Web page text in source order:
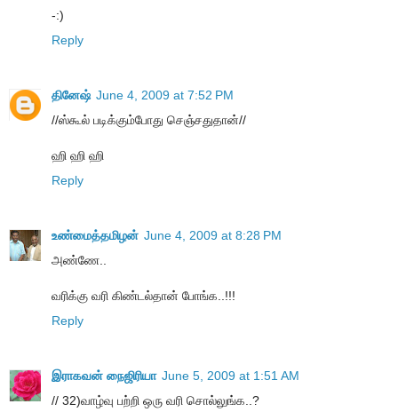
-:)
Reply
தினேஷ் June 4, 2009 at 7:52 PM
//ஸ்கூல் படிக்கும்போது செஞ்சதுதான்//
ஹி ஹி ஹி
Reply
உண்மைத்தமிழன் June 4, 2009 at 8:28 PM
அண்ணே..
வரிக்கு வரி கிண்டல்தான் போங்க..!!!
Reply
இராகவன் நைஜிரியா June 5, 2009 at 1:51 AM
// 32)வாழ்வு பற்றி ஒரு வரி சொல்லுங்க..?